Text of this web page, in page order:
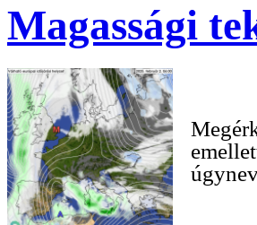
Magassági